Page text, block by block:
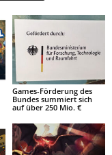
Games-Förderung des
Bundes summiert sich
auf über 250 Mio. €